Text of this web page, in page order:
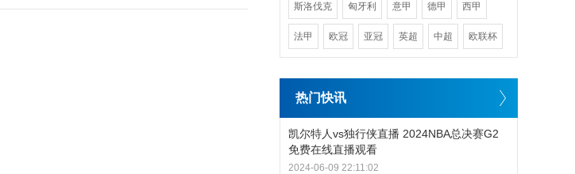
斯洛伐克 匈牙利 意甲 德甲 西甲
法甲 欧冠 亚冠 英超 中超 欧联杯
热门快讯
凯尔特人vs独行侠直播 2024NBA总决赛G2
免费在线直播观看
2024-06-09 22:11:02